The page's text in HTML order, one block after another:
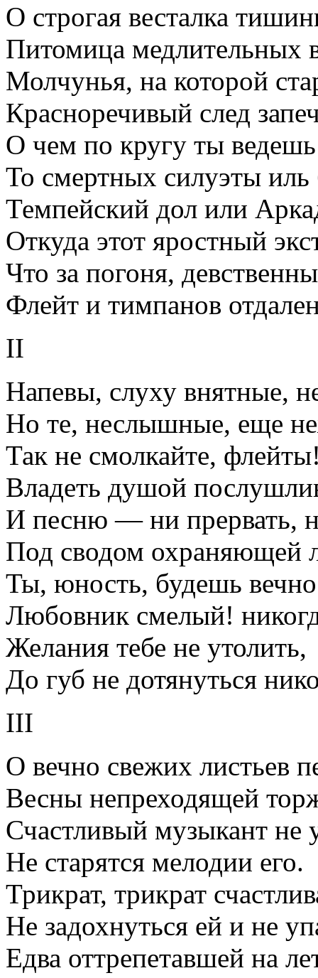
О строгая весталка
Питомица медлительных
Молчунья, на которой
Красноречивый след
О чем по кругу ты ведешь
То смертных силуэты иль
Темпейский дол или
Откуда этот яростный
Что за погоня,
Флейт и тимпанов
II
Напевы, слуху внятные,
Но те, неслышные, еще
Так не смолкайте,
Владеть душой
И песню — ни прервать,
Под сводом охраняющей
Ты, юность, будешь
Любовник смелый!
Желания тебе не утолить,
До губ не дотянуться
III
О вечно свежих листьев
Весны непреходящей
Счастливый музыкант не
Не старятся мелодии его.
Трикрат, трикрат
Не задохнуться ей и не
Едва оттрепетавшей на